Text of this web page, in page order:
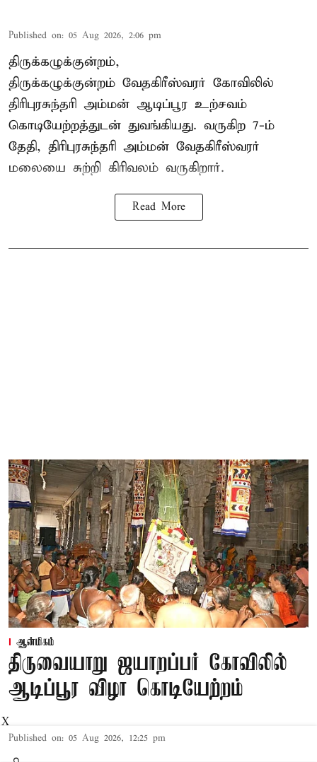
Published on: 05 Aug 2026, 2:06 pm
திருக்கழுக்குன்றம்,
திருக்கழுக்குன்றம் வேதகிரீஸ்வரர் கோவிலில்
திரிபுரசுந்தரி அம்மன் ஆடிப்பூர உற்சவம்
கொடியேற்றத்துடன் துவங்கியது. வருகிற 7-ம்
தேதி, திரிபுரசுந்தரி அம்மன் வேதகிரீஸ்வரர்
மலையை சுற்றி கிரிவலம் வருகிறார்.
Read More
ஆன்மிகம்
திருவையாறு ஜயாறப்பர் கோவிலில்
ஆடிப்பூர விழா கொடியேற்றம்
Published on: 05 Aug 2026, 12:25 pm
X